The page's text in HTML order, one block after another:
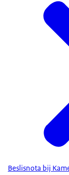
Beslisnota bij